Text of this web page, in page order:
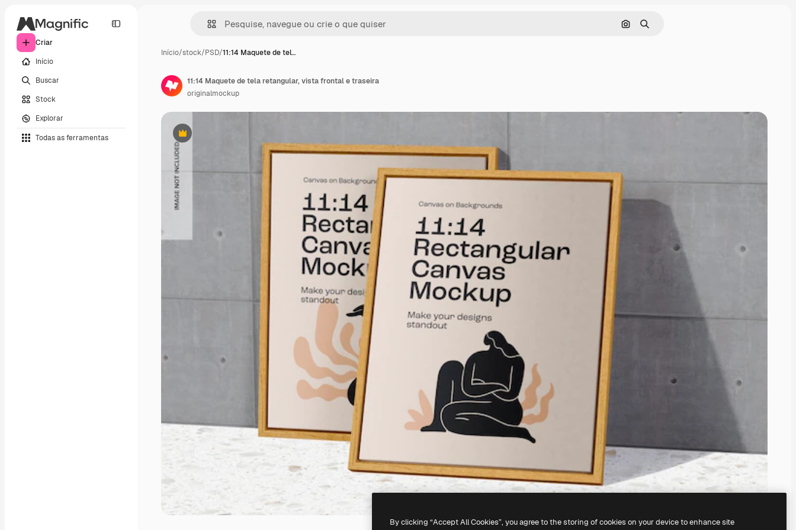
Criar
Início
Buscar
Stock
Explorar
Todas as ferramentas
Pesquisar por imagem
Buscar
Início/stock/PSD/11:14 Maquete de tel…
Premium
11:14 Maquete de tela retangular, vista frontal e traseira
originalmockup
By clicking “Accept All Cookies”, you agree to the storing of cookies on your device to enhance site